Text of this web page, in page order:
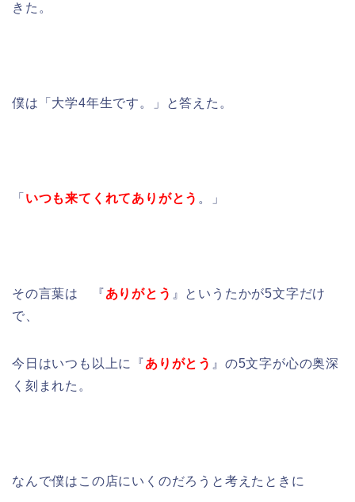
きた。
僕は「大学4年生です。」と答えた。
「 いつも来てくれてありがとう 。」
その言葉は 『ありがとう 』というたかが5文字だけ
で、
今日はいつも以上に『ありがとう 』の5文字が心の奥深
く刻まれた。
なんで僕はこの店にいくのだろうと考えたときに